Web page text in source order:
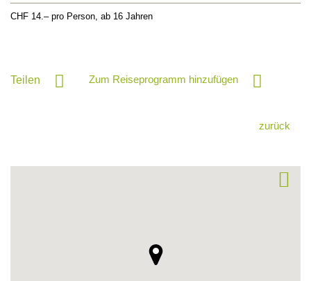
CHF 14.– pro Person, ab 16 Jahren
Teilen Zum Reiseprogramm hinzufügen
zurück